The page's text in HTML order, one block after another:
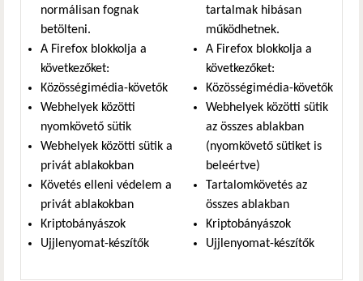
normálisan fognak
betölteni.
A Firefox blokkolja a
következőket:
Közösségimédia-követők
Webhelyek közötti
nyomkövető sütik
Webhelyek közötti sütik a
privát ablakokban
Követés elleni védelem a
privát ablakokban
Kriptobányászok
Ujjlenyomat-készítők
tartalmak hibásan
működhetnek.
A Firefox blokkolja a
következőket:
Közösségimédia-követők
Webhelyek közötti sütik
az összes ablakban
(nyomkövető sütiket is
beleértve)
Tartalomkövetés az
összes ablakban
Kriptobányászok
Ujjlenyomat-készítők